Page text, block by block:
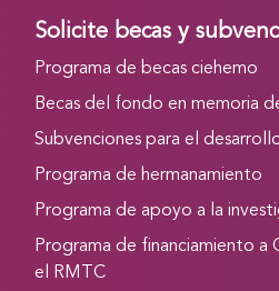
Solicite becas y
Programa de becas ciehemo
Becas del fondo en memoria
Subvenciones para el
Programa de hermanamiento
Programa de apoyo a la
Programa de financiamiento a
el RMTC